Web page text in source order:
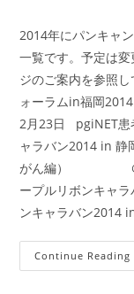
2014年にパンキャ
一覧です。予定は
ジのご案内を参照
ォーラムin福岡
2月23日 pgiNET患
ャラバン2014 in
がん編） ＠が
ープルリボンキャ
ンキャラバン2014
Continue Reading